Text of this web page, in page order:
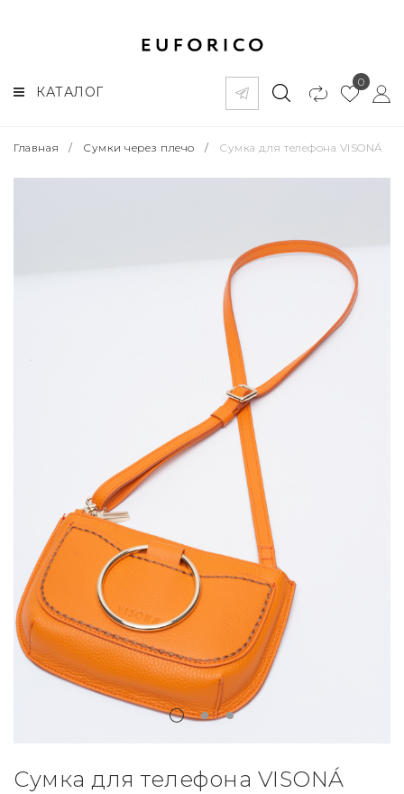
КАТАЛОГ
0
Главная / Сумки через плечо / Сумка для телефона VISONÁ
Сумка для телефона VISONÁ